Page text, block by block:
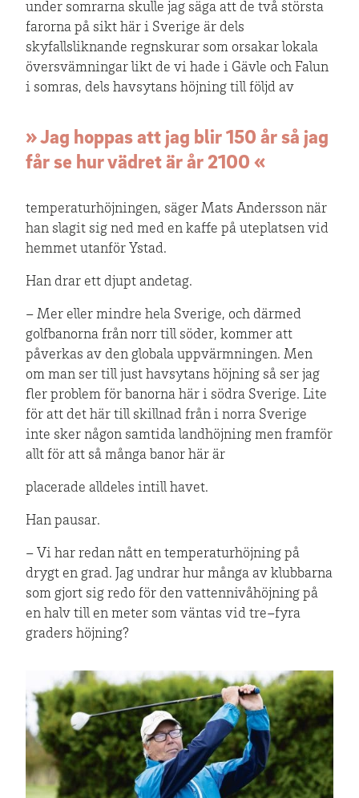
under somrarna skulle jag säga att de två största
farorna på sikt här i Sverige är dels
skyfallsliknande regnskurar som orsakar lokala
översvämningar likt de vi hade i Gävle och Falun
i somras, dels havsytans höjning till följd av
» Jag hoppas att jag blir 150 år så jag
får se hur vädret är år 2100 «
temperaturhöjningen, säger Mats Andersson när
han slagit sig ned med en kaffe på uteplatsen vid
hemmet utanför Ystad.
Han drar ett djupt andetag.
– Mer eller mindre hela Sverige, och därmed
golfbanorna från norr till söder, kommer att
påverkas av den globala uppvärmningen. Men
om man ser till just havsytans höjning så ser jag
fler problem för banorna här i södra Sverige. Lite
för att det här till skillnad från i norra Sverige
inte sker någon samtida landhöjning men framför
allt för att så många banor här är
placerade alldeles intill havet.
Han pausar.
– Vi har redan nått en temperaturhöjning på
drygt en grad. Jag undrar hur många av klubbarna
som gjort sig redo för den vattennivåhöjning på
en halv till en meter som väntas vid tre–fyra
graders höjning?